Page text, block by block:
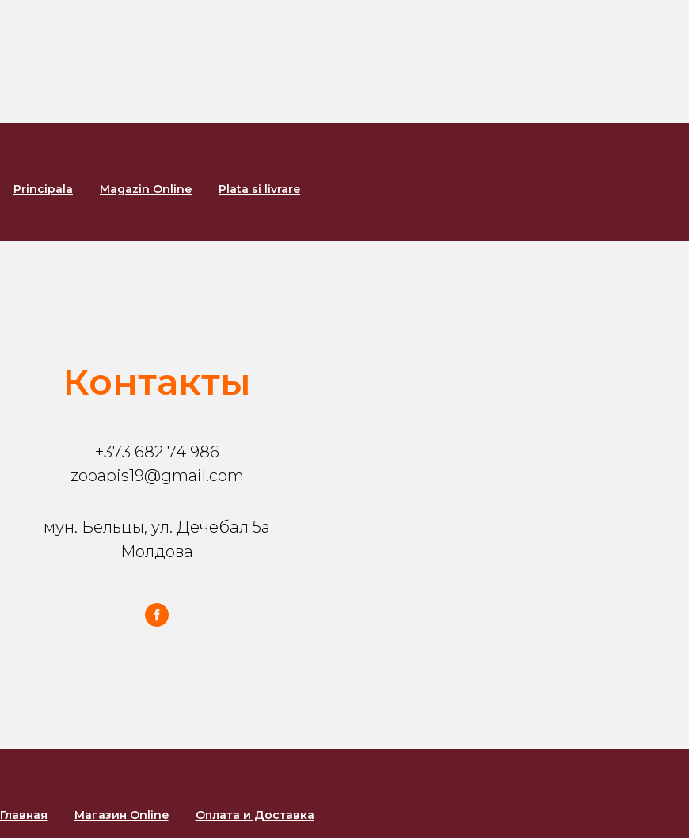
Principala Magazin Online Plata si livrare
Контакты
+373 682 74 986
zooapis19@gmail.com
мун. Бельцы, ул. Дечебал 5a
Молдова
Главная Магазин Online Оплата и Доставка